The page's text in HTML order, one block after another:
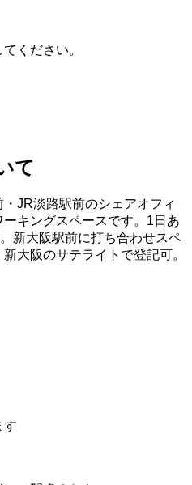
ください。
て
JR淡路駅前のシェアオフィ
キングスペースです。1日あ
新大阪駅前に打ち合わせスペ
大阪のサテライトで登記可。
す